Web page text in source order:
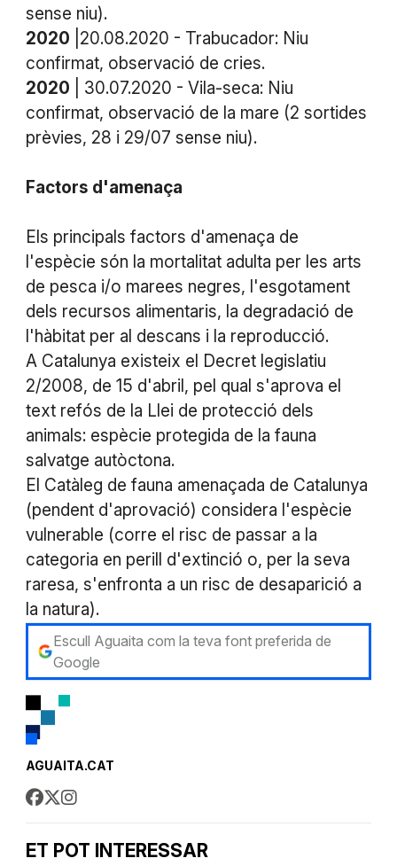
sense niu).
2020 |20.08.2020 - Trabucador: Niu
confirmat, observació de cries.
2020 | 30.07.2020 - Vila-seca: Niu
confirmat, observació de la mare (2 sortides
prèvies, 28 i 29/07 sense niu).
Factors d'amenaça
Els principals factors d'amenaça de
l'espècie són la mortalitat adulta per les arts
de pesca i/o marees negres, l'esgotament
dels recursos alimentaris, la degradació de
l'hàbitat per al descans i la reproducció.
A Catalunya existeix el Decret legislatiu
2/2008, de 15 d'abril, pel qual s'aprova el
text refós de la Llei de protecció dels
animals: espècie protegida de la fauna
salvatge autòctona.
El Catàleg de fauna amenaçada de Catalunya
(pendent d'aprovació) considera l'espècie
vulnerable (corre el risc de passar a la
categoria en perill d'extinció o, per la seva
raresa, s'enfronta a un risc de desaparició a
la natura).
Escull Aguaita com la teva font preferida de
Google
AGUAITA.CAT
ET POT INTERESSAR